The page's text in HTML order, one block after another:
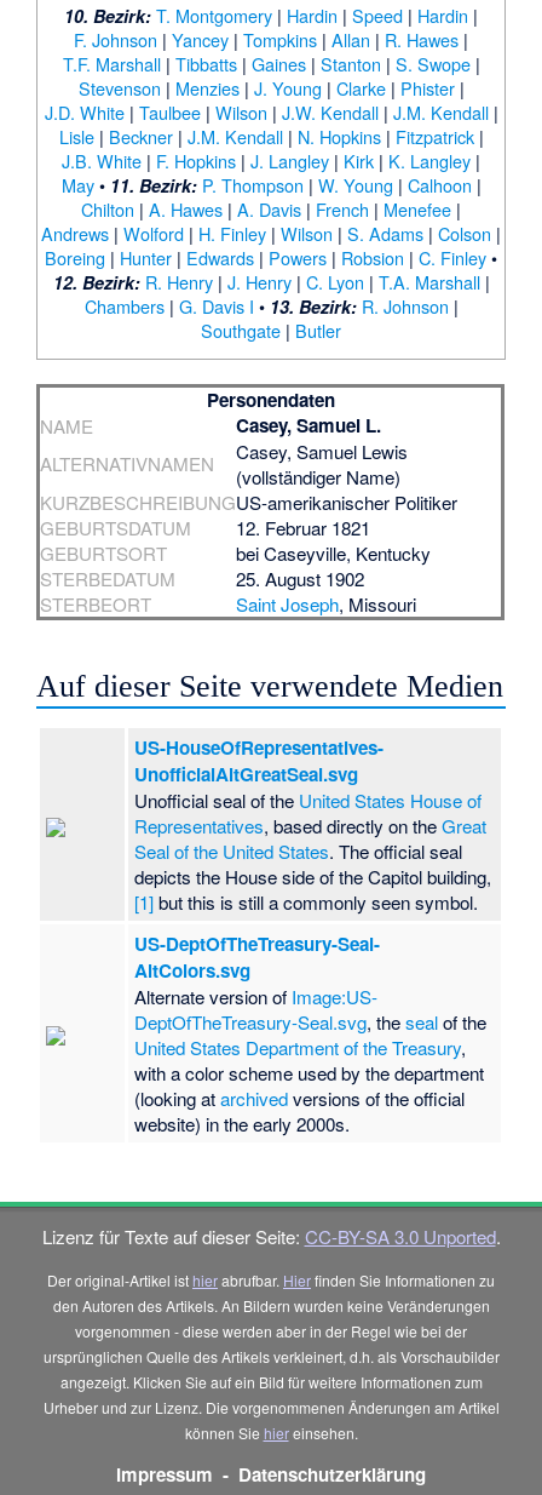
10. Bezirk: T. Montgomery | Hardin | Speed | Hardin |
F. Johnson | Yancey | Tompkins | Allan | R. Hawes |
T.F. Marshall| Tibbatts| Gaines| Stanton | S. Swope|
Stevenson | Menzies| J. Young | Clarke| Phister|
J.D. White| Taulbee| Wilson | J.W. Kendall| J.M. Kendall|
Lisle| Beckner| J.M. Kendall| N. Hopkins| Fitzpatrick|
J.B. White | F. Hopkins | J. Langley | Kirk | K. Langley |
May• 11. Bezirk: P. Thompson | W. Young | Calhoon |
Chilton | A. Hawes | A. Davis | French | Menefee |
Andrews | Wolford | H. Finley | Wilson | S. Adams | Colson |
Boreing | Hunter | Edwards | Powers | Robsion | C. Finley•
12. Bezirk: R. Henry| J. Henry| C. Lyon | T.A. Marshall|
Chambers| G. Davis I • 13. Bezirk: R. Johnson |
Southgate | Butler
Personendaten
NAME Casey, Samuel L.
ALTERNATIVNAMEN
Casey, Samuel Lewis
(vollständiger Name)
KURZBESCHREIBUNGUS-amerikanischer Politiker
GEBURTSDATUM
12. Februar 1821
GEBURTSORT
beiCaseyville, Kentucky
STERBEDATUM
25. August 1902
STERBEORT
Saint Joseph, Missouri
Auf dieser Seite verwendete Medien
US-HouseOfRepresentatives-
UnofficialAltGreatSeal.svg
Unofficial seal of the United States House of
Representatives, based directly on theGreat
Seal of the United States. The official seal
depicts the House side of the Capitol building,
[1]but this is still a commonly seen symbol.
US-DeptOfTheTreasury-Seal-
AltColors.svg
Alternate version of Image:US-
DeptOfTheTreasury-Seal.svg, thesealof the
United States Department of the Treasury,
with a color scheme used by the department
(looking atarchivedversions of the official
website) in the early 2000s.
Lizenz für Texte auf dieser Seite: CC-BY-SA 3.0 Unported.
Der original-Artikel ist hierabrufbar. Hierfinden Sie Informationen zu
den Autoren des Artikels. An Bildern wurden keine Veränderungen
vorgenommen - diese werden aber in der Regel wie bei der
ursprünglichen Quelle des Artikels verkleinert, d.h. als Vorschaubilder
angezeigt. Klicken Sie auf ein Bild für weitere Informationen zum
Urheber und zur Lizenz. Die vorgenommenen Änderungen am Artikel
können Sie hiereinsehen.
Impressum - Datenschutzerklärung